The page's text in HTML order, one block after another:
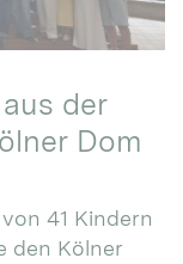
der
Dom
41 Kindern
den Kölner